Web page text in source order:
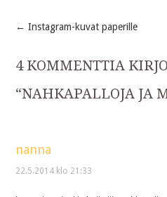
Post
navigation
← Instagram-kuvat paperille
4 KOMMENTTIA
“NAHKAPALLOJA JA
nanna
22.5.2014 klo 21:33